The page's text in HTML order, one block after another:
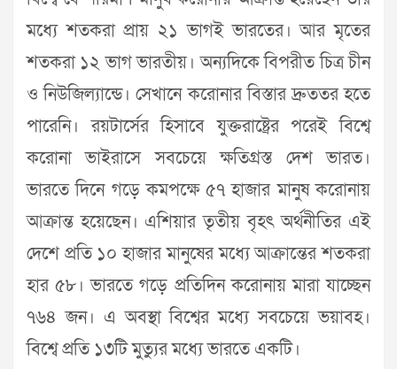
মধ্যে শতকরা প্রায় ২১ ভাগই ভারতের। আর মৃতের
শতকরা ১২ ভাগ ভারতীয়। অন্যদিকে বিপরীত চিত্র চীন
ও নিউজিল্যান্ডে। সেখানে করোনার বিস্তার দ্রুততর হতে
পারেনি। রয়টার্সের হিসাবে যুক্তরাষ্ট্রের পরেই বিশ্বে
করোনা ভাইরাসে সবচেয়ে ক্ষতিগ্রস্ত দেশ ভারত।
ভারতে দিনে গড়ে কমপক্ষে ৫৭ হাজার মানুষ করোনায়
আক্রান্ত হয়েছেন। এশিয়ার তৃতীয় বৃহৎ অর্থনীতির এই
দেশে প্রতি ১০ হাজার মানুষের মধ্যে আক্রান্তের শতকরা
হার ৫৮। ভারতে গড়ে প্রতিদিন করোনায় মারা যাচ্ছেন
৭৬৪ জন। এ অবস্থা বিশ্বের মধ্যে সবচেয়ে ভয়াবহ।
বিশ্বে প্রতি ১৩টি মুত্যুর মধ্যে ভারতে একটি।